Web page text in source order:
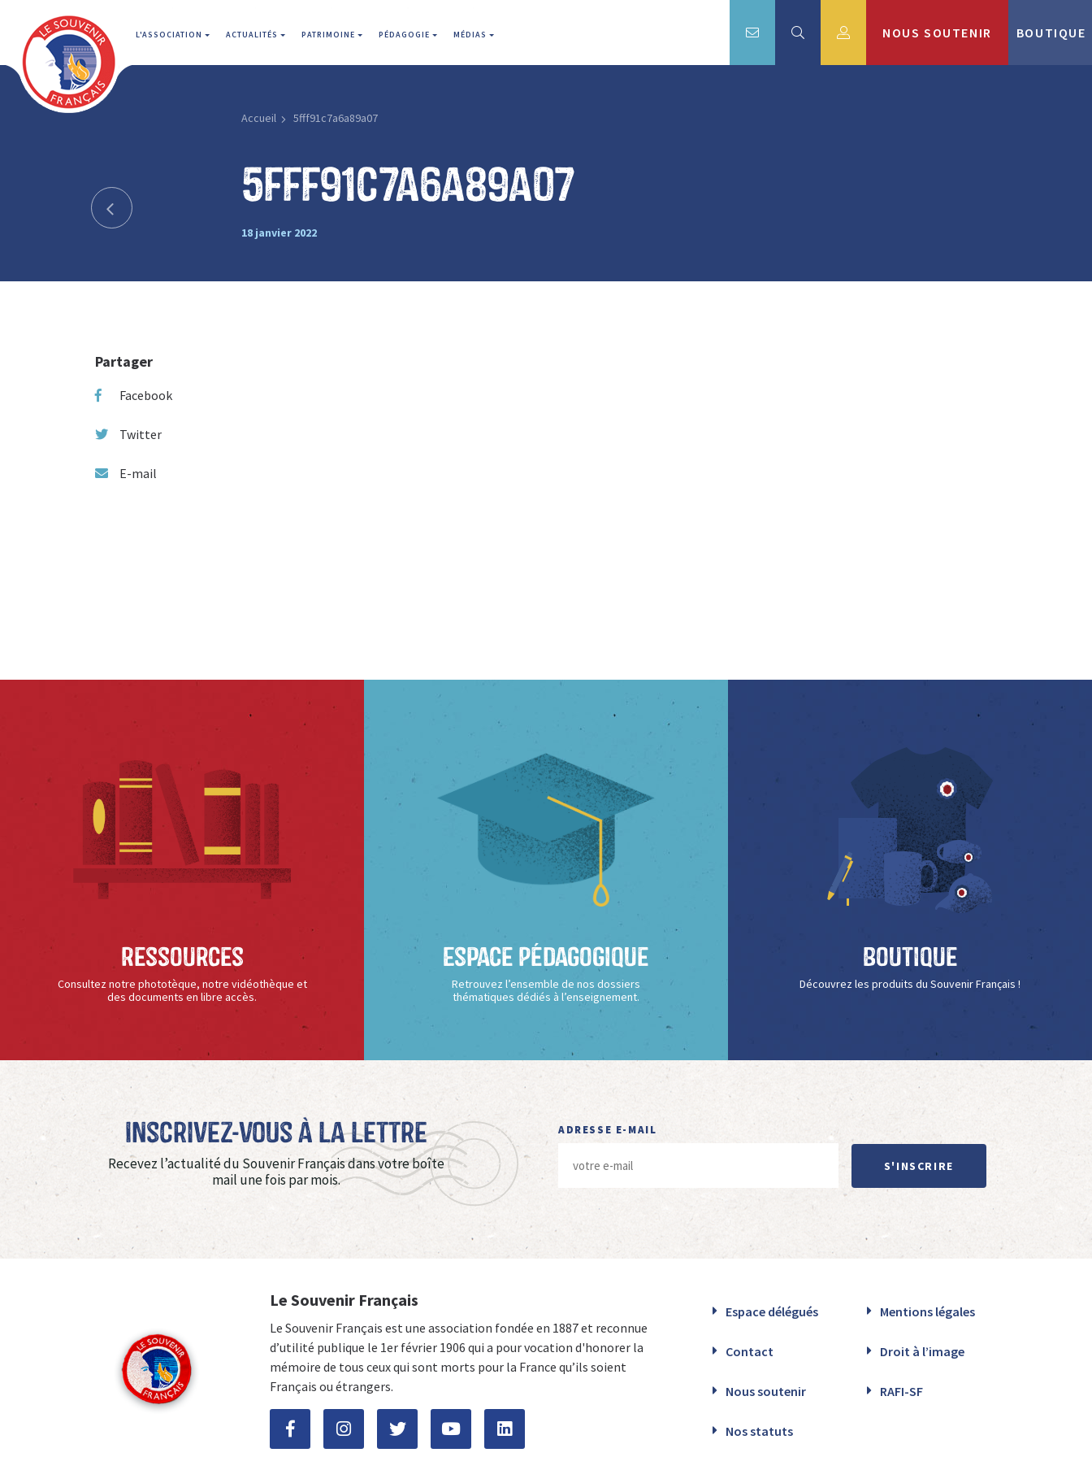
L'ASSOCIATION ACTUALITÉS PATRIMOINE PÉDAGOGIE MÉDIAS NOUS SOUTENIR BOUTIQUE
Accueil 5fff91c7a6a89a07
5fff91c7a6a89a07
18 janvier 2022
Partager
Facebook
Twitter
E-mail
Ressources
Consultez notre phototèque, notre vidéothèque et
des documents en libre accès.
Espace Pédagogique
Retrouvez l’ensemble de nos dossiers
thématiques dédiés à l’enseignement.
Boutique
Découvrez les produits du Souvenir Français !
Inscrivez-vous à La Lettre
Recevez l’actualité du Souvenir Français dans votre boîte
mail une fois par mois.
ADRESSE E-MAIL
S'INSCRIRE
Le Souvenir Français
Le Souvenir Français est une association fondée en 1887 et reconnue
d’utilité publique le 1er février 1906 qui a pour vocation d'honorer la
mémoire de tous ceux qui sont morts pour la France qu’ils soient
Français ou étrangers.
Espace délégués Mentions légales
Contact Droit à l’image
Nous soutenir RAFI-SF
Nos statuts